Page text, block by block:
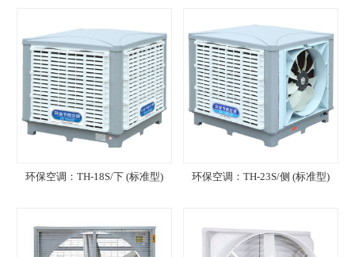
环保空调：TH-18S/下 (标准型) 环保空调：TH-23S/侧 (标准型)